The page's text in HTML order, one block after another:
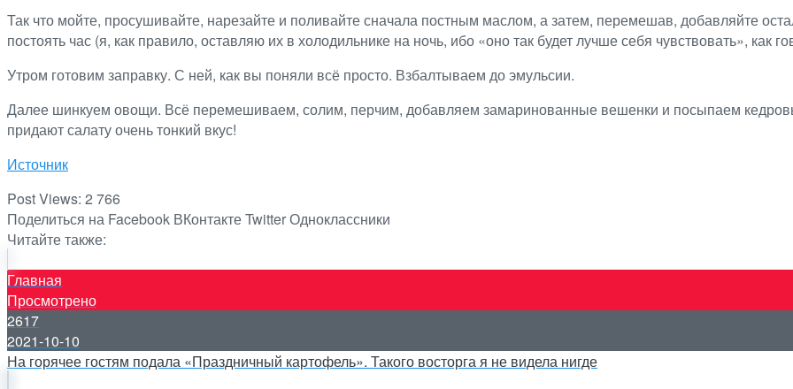
Так что мойте, просушивайте, нарезайте и поливайте сначала постным маслом, а затем, перемешав, добавляйте
постоять час (я, как правило, оставляю их в холодильнике на ночь, ибо «оно так будет лучше себя чувствовать», как
Утром готовим заправку. С ней, как вы поняли всё просто. Взбалтываем до эмульсии.
Далее шинкуем овощи. Всё перемешиваем, солим, перчим, добавляем замаринованные вешенки и посыпаем
придают салату очень тонкий вкус!
Источник
Post Views: 2 766
Поделиться на Facebook ВКонтактеTwitterОдноклассники
Читайте также:
Главная
Просмотрено
2617
2021-10-10
На горячее гостям подала «Праздничный картофель». Такого восторга я не видела нигде